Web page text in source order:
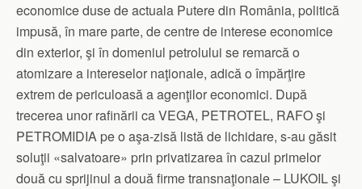
economice duse de actuala Putere din România, politică
impusă, în mare parte, de centre de interese economice
din exterior, şi în domeniul petrolului se remarcă o
atomizare a intereselor naţionale, adică o împărţire
extrem de periculoasă a agenţilor economici. După
trecerea unor rafinării ca VEGA, PETROTEL, RAFO şi
PETROMIDIA pe o aşa-zisă listă de lichidare, s-au găsit
soluţii «salvatoare» prin privatizarea în cazul primelor
două cu sprijinul a două firme transnaţionale – LUKOIL şi